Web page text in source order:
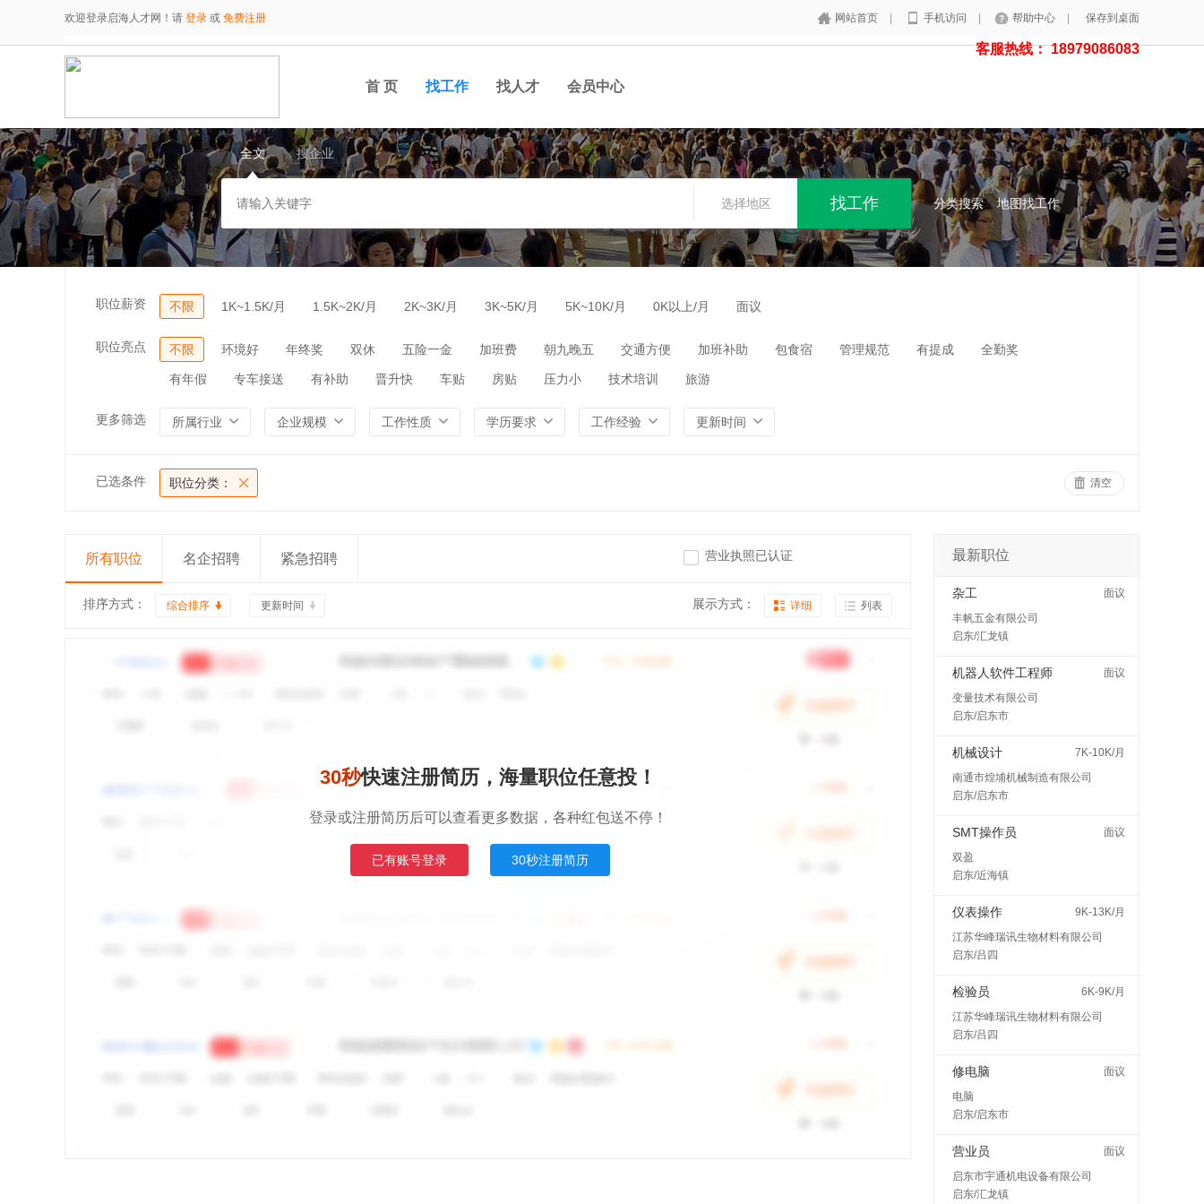
欢迎登录启海人才网！请 登录 或 免费注册 网站首页 手机访问 帮助中心 保存到桌面
客服热线： 18979086083
首 页 找工作 找人才 会员中心
全文 搜企业
选择地区 分类搜索 地图找工作
职位薪资 不限 1K~1.5K/月 1.5K~2K/月 2K~3K/月 3K~5K/月 5K~10K/月 0K以上/月 面议
职位亮点 不限 环境好 年终奖 双休 五险一金 加班费 朝九晚五 交通方便 加班补助 包食宿 管理规范 有提成 全勤奖
有年假 专车接送 有补助 晋升快 车贴 房贴 压力小 技术培训 旅游
更多筛选 所属行业 企业规模 工作性质 学历要求 工作经验 更新时间
已选条件 职位分类： 清空
所有职位 名企招聘 紧急招聘 营业执照已认证
排序方式： 综合排序 更新时间 展示方式： 详细 列表
30秒快速注册简历，海量职位任意投！
登录或注册简历后可以查看更多数据，各种红包送不停！
已有账号登录 30秒注册简历
最新职位
杂工
面议
丰帆五金有限公司
启东/汇龙镇
机器人软件工程师
面议
变量技术有限公司
启东/启东市
机械设计
7K-10K/月
南通市煌埔机械制造有限公司
启东/启东市
SMT操作员
面议
双盈
启东/近海镇
仪表操作
9K-13K/月
江苏华峰瑞讯生物材料有限公司
启东/吕四
检验员
6K-9K/月
江苏华峰瑞讯生物材料有限公司
启东/吕四
修电脑
面议
电脑
启东/启东市
营业员
面议
启东市宇通机电设备有限公司
启东/汇龙镇